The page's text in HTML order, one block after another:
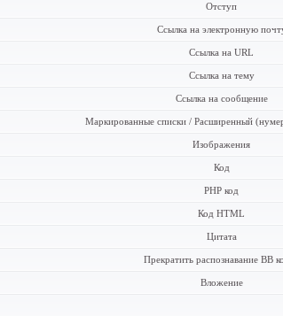
Отступ
Ссылка на электронную
Ссылка на URL
Ссылка на тему
Ссылка на сообщение
Маркированные списки / Расширенный
Изображения
Код
PHP код
Код HTML
Цитата
Прекратить распознавание BB
Вложение